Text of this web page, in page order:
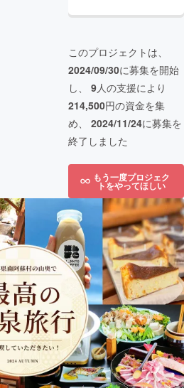
このプロジェクトは、
2024/09/30に募集を開始
し、 9人の支援により
214,500円の資金を集
め、 2024/11/24に募集を
終了しました
もう一度プロジェク
トをやってほしい